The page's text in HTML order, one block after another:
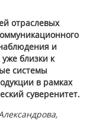
отраслевых
и
близки к
системы
в рамках
суверенитет.